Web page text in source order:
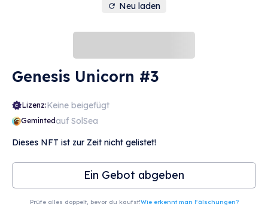
Neu laden
Genesis Unicorn #3
Lizenz:Keine beigefügt
Gemintedauf SolSea
Dieses NFT ist zur Zeit nicht gelistet!
Ein Gebot abgeben
Prüfe alles doppelt, bevor du kaufst!Wie erkennt man Fälschungen?